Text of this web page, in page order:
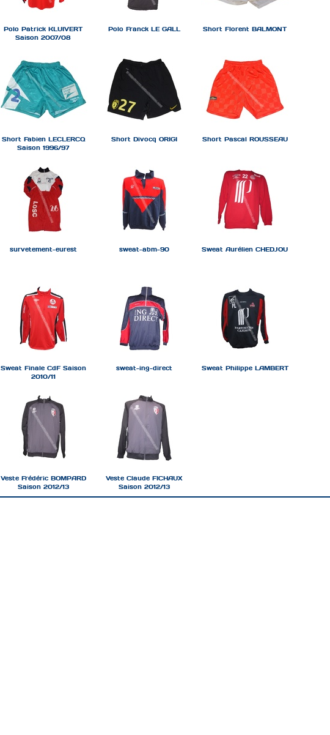
Polo Patrick KLUIVERT
Saison 2007/08
Polo Franck LE GALL Short Florent BALMONT
Short Fabien LECLERCQ
Saison 1996/97
Short Divocq ORIGI Short Pascal ROUSSEAU
survetement-eurest sweat-abm-90 Sweat Aurélien CHEDJOU
Sweat Finale CdF Saison
2010/11
sweat-ing-direct Sweat Philippe LAMBERT
Veste Frédéric BOMPARD
Saison 2012/13
Veste Claude FICHAUX
Saison 2012/13